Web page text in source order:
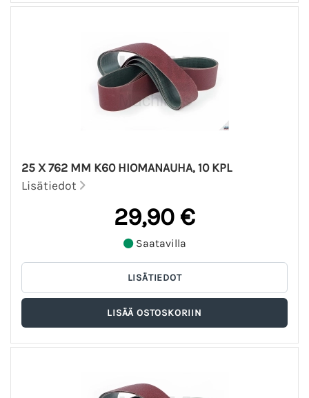
25 X 762 MM K60 HIOMANAUHA, 10 KPL
Lisätiedot
29,90 €
Saatavilla